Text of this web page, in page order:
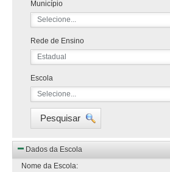
Município
Selecione...
Rede de Ensino
Estadual
Escola
Selecione...
Pesquisar
Dados da Escola
Nome da Escola: